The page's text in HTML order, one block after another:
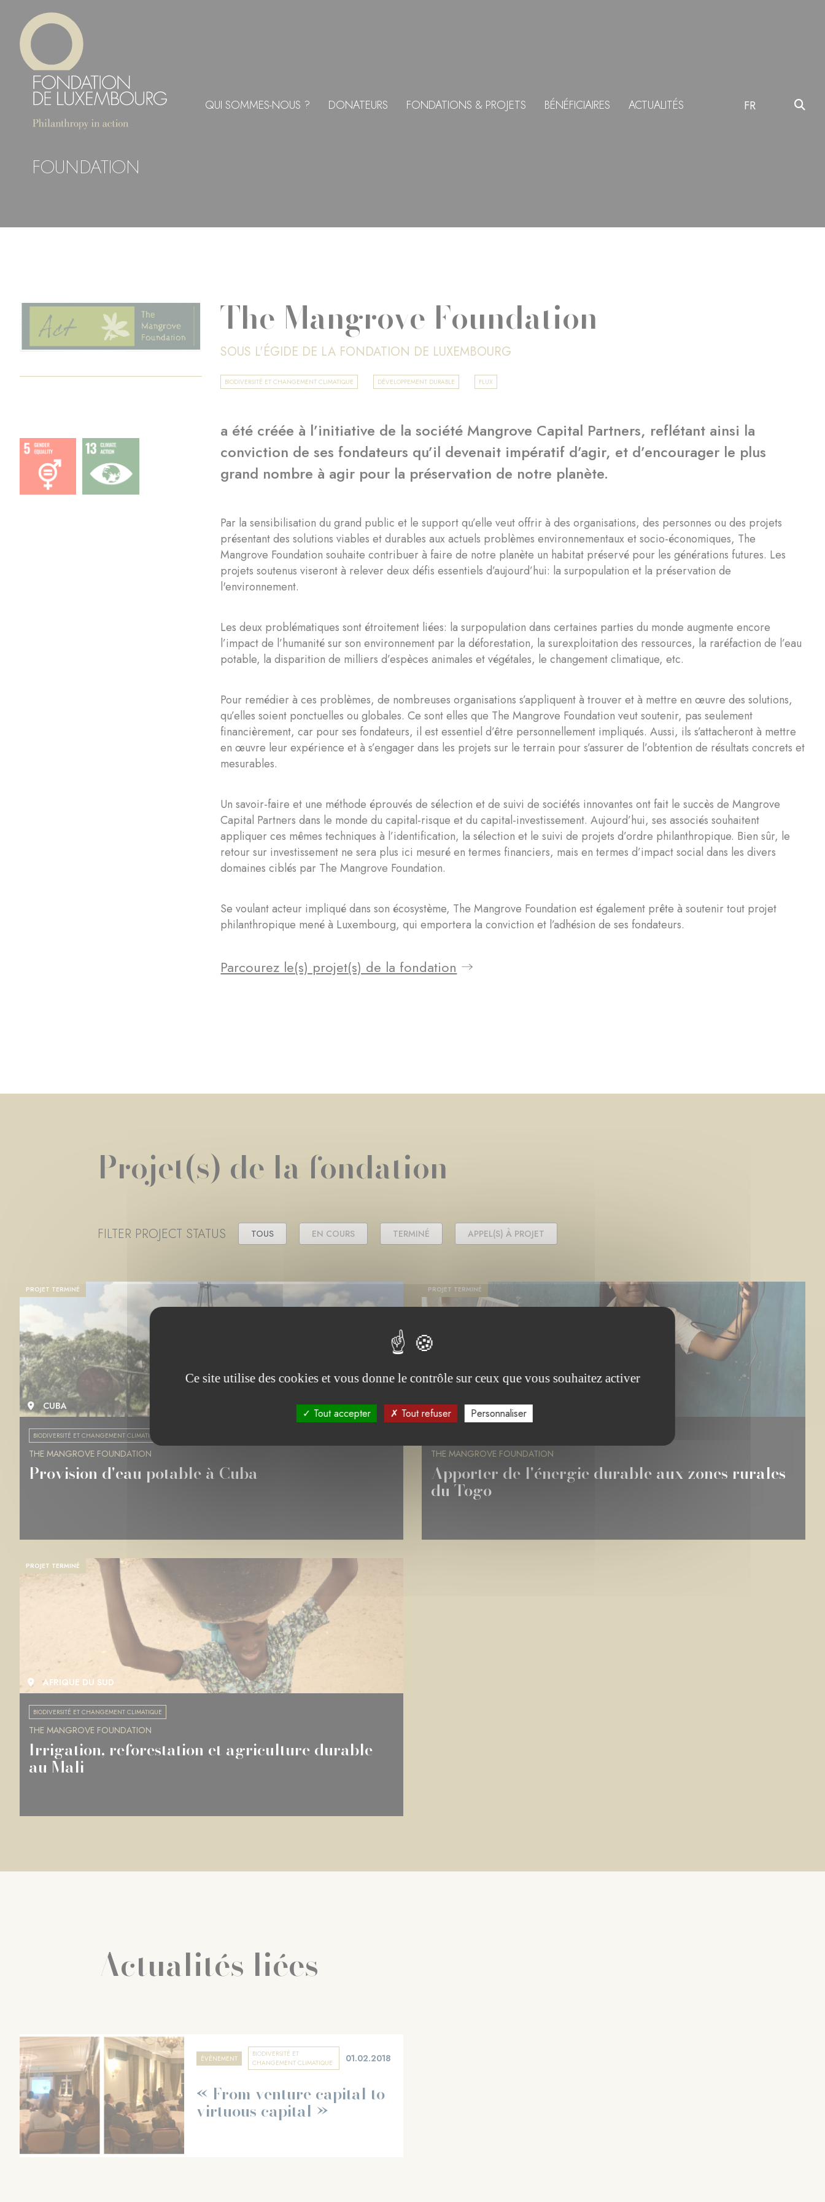
contenu
principal
QUI SOMMES-NOUS ? DONATEURS FONDATIONS & PROJETS BÉNÉFICIAIRES ACTUALITÉS FR
FOUNDATION
The Mangrove Foundation
SOUS L'ÉGIDE DE LA FONDATION DE LUXEMBOURG
BIODIVERSITÉ ET CHANGEMENT CLIMATIQUE DÉVELOPPEMENT DURABLE FLUX
a été créée à l’initiative de la société Mangrove Capital Partners, reflétant ainsi la
conviction de ses fondateurs qu’il devenait impératif d’agir, et d’encourager le plus
grand nombre à agir pour la préservation de notre planète.
Par la sensibilisation du grand public et le support qu’elle veut offrir à des organisations, des personnes ou des projets
présentant des solutions viables et durables aux actuels problèmes environnementaux et socio-économiques, The
Mangrove Foundation souhaite contribuer à faire de notre planète un habitat préservé pour les générations futures. Les
projets soutenus viseront à relever deux défis essentiels d’aujourd’hui: la surpopulation et la préservation de
l'environnement.
Les deux problématiques sont étroitement liées: la surpopulation dans certaines parties du monde augmente encore
l’impact de l’humanité sur son environnement par la déforestation, la surexploitation des ressources, la raréfaction de l’eau
potable, la disparition de milliers d’espèces animales et végétales, le changement climatique, etc.
Pour remédier à ces problèmes, de nombreuses organisations s’appliquent à trouver et à mettre en œuvre des solutions,
qu’elles soient ponctuelles ou globales. Ce sont elles que The Mangrove Foundation veut soutenir, pas seulement
financièrement, car pour ses fondateurs, il est essentiel d’être personnellement impliqués. Aussi, ils s’attacheront à mettre
en œuvre leur expérience et à s’engager dans les projets sur le terrain pour s’assurer de l’obtention de résultats concrets et
mesurables.
Un savoir-faire et une méthode éprouvés de sélection et de suivi de sociétés innovantes ont fait le succès de Mangrove
Capital Partners dans le monde du capital-risque et du capital-investissement. Aujourd’hui, ses associés souhaitent
appliquer ces mêmes techniques à l’identification, la sélection et le suivi de projets d’ordre philanthropique. Bien sûr, le
retour sur investissement ne sera plus ici mesuré en termes financiers, mais en termes d’impact social dans les divers
domaines ciblés par The Mangrove Foundation.
Se voulant acteur impliqué dans son écosystème, The Mangrove Foundation est également prête à soutenir tout projet
philanthropique mené à Luxembourg, qui emportera la conviction et l’adhésion de ses fondateurs.
Parcourez le(s) projet(s) de la fondation
Projet(s) de la fondation
FILTER PROJECT STATUS TOUS EN COURS TERMINÉ APPEL(S) À PROJET
PROJET TERMINÉ
CUBA
BIODIVERSITÉ ET CHANGEMENT CLIMATIQUE
THE MANGROVE FOUNDATION
Provision d'eau potable à Cuba
PROJET TERMINÉ
AFRIQUE DU SUD
THE MANGROVE FOUNDATION
Apporter de l'énergie durable aux zones rurales
du Togo
PROJET TERMINÉ
AFRIQUE DU SUD
BIODIVERSITÉ ET CHANGEMENT CLIMATIQUE
THE MANGROVE FOUNDATION
Irrigation, reforestation et agriculture durable
au Mali
Actualités liées
ÉVÈNEMENT
BIODIVERSITÉ ET
CHANGEMENT CLIMATIQUE
01.02.2018
« From venture capital to
virtuous capital »
Ce site utilise des cookies et vous donne le contrôle sur ceux que vous souhaitez activer
Tout accepter Tout refuser Personnaliser